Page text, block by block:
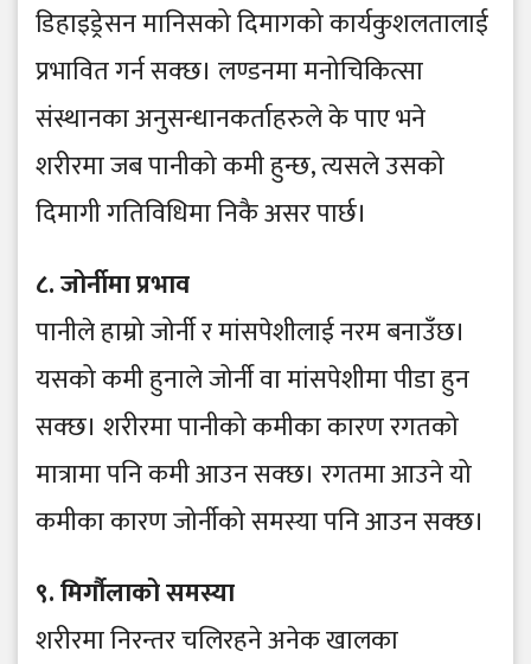
डिहाइड्रेसन मानिसको दिमागको कार्यकुशलतालाई
प्रभावित गर्न सक्छ। लण्डनमा मनोचिकित्सा
संस्थानका अनुसन्धानकर्ताहरुले के पाए भने
शरीरमा जब पानीको कमी हुन्छ, त्यसले उसको
दिमागी गतिविधिमा निकै असर पार्छ।
८. जोर्नीमा प्रभाव
पानीले हाम्रो जोर्नी र मांसपेशीलाई नरम बनाउँछ।
यसको कमी हुनाले जोर्नी वा मांसपेशीमा पीडा हुन
सक्छ। शरीरमा पानीको कमीका कारण रगतको
मात्रामा पनि कमी आउन सक्छ। रगतमा आउने यो
कमीका कारण जोर्नीको समस्या पनि आउन सक्छ।
९. मिर्गौलाको समस्या
शरीरमा निरन्तर चलिरहने अनेक खालका